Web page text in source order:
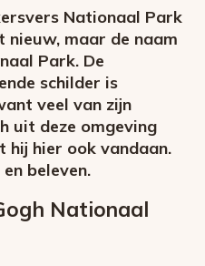
Nationaal Park
nieuw, maar de naam
Park. De
schilder is
veel van zijn
uit deze omgeving
hij hier ook vandaan.
beleven.
Nationaal